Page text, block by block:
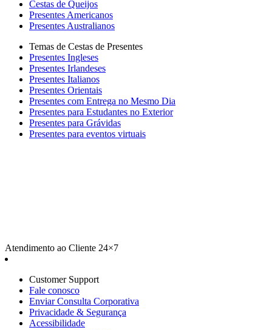
Cestas de Queijos
Presentes Americanos
Presentes Australianos
Temas de Cestas de Presentes
Presentes Ingleses
Presentes Irlandeses
Presentes Italianos
Presentes Orientais
Presentes com Entrega no Mesmo Dia
Presentes para Estudantes no Exterior
Presentes para Grávidas
Presentes para eventos virtuais
Atendimento ao Cliente 24×7
Customer Support
Fale conosco
Enviar Consulta Corporativa
Privacidade & Segurança
Acessibilidade